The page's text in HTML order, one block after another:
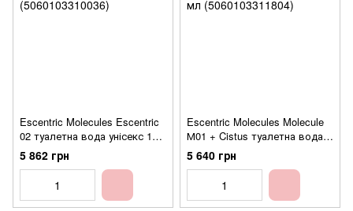
Escentric Molecules Escentric
02 туалетна вода унісекс 100
мл (5060103310036)
5 862 грн
Escentric Molecules Molecule
М01 + Cistus туалетна вода
унісекс 100 мл
(5060103311804)
5 640 грн